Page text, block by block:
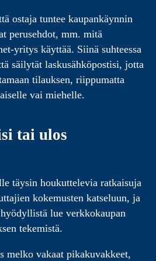
ostaja tuntee kaupankäynnin
perusehdot, mm. mitä
yritys käyttää. Siinä suhteessa
säilytät laskusähköpostisi, jotta
tilauksen, riippumatta
vai miehelle.
tai ulos
täysin houkuttelevia ratkaisuja
kokemusten katseluun, ja
lue verkkokaupan
tekemistä.
melko vakaat pikakuvakkeet,